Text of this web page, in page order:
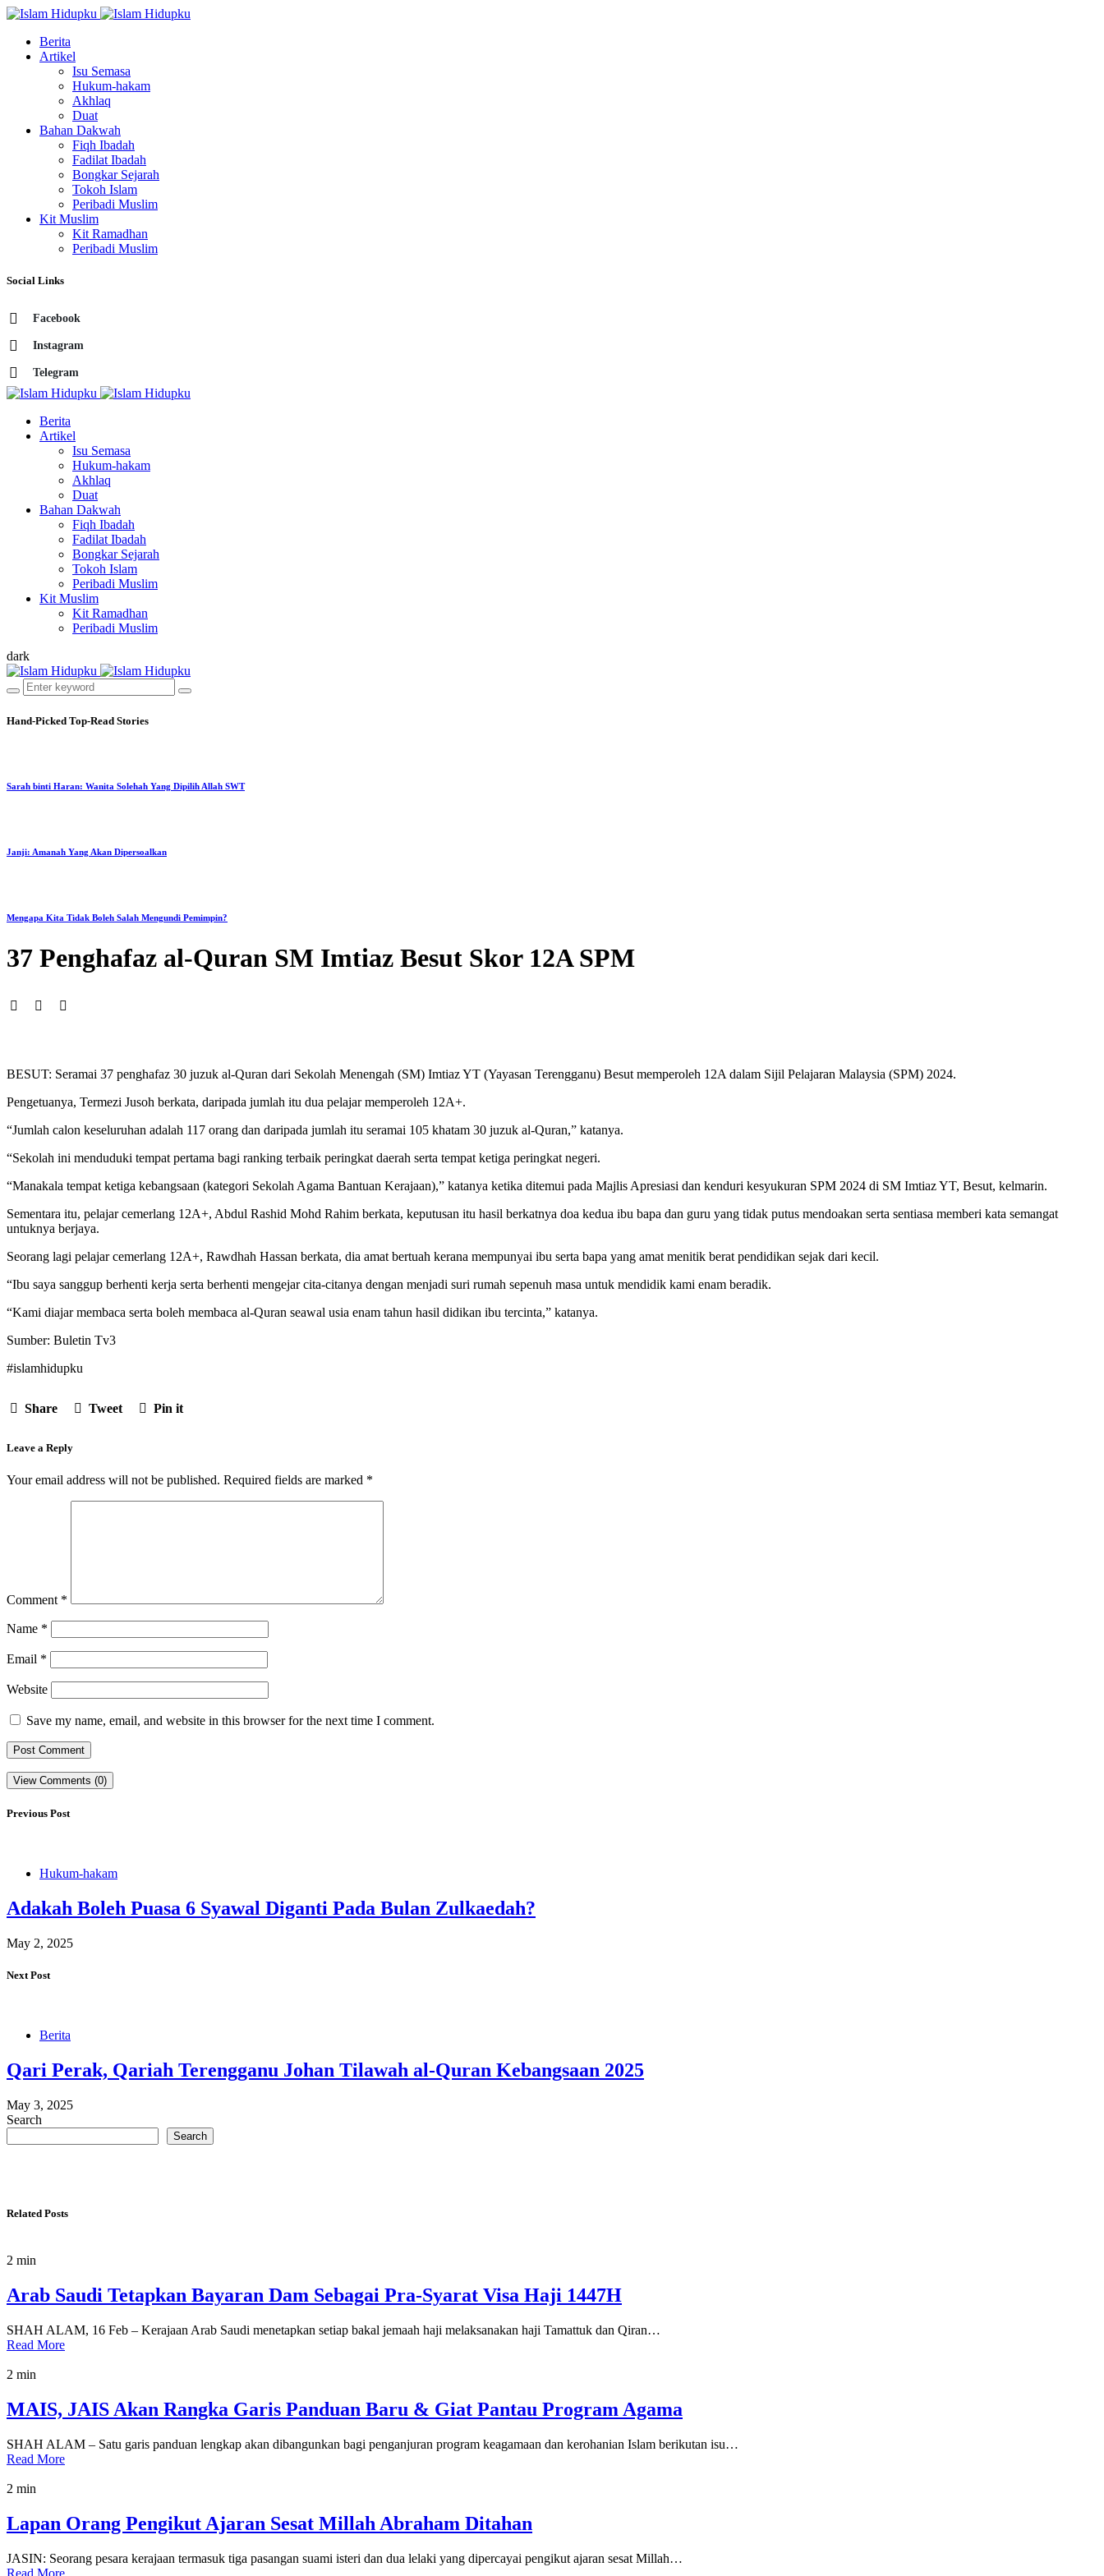
Berita
Artikel
Isu Semasa
Hukum-hakam
Akhlaq
Duat
Bahan Dakwah
Fiqh Ibadah
Fadilat Ibadah
Bongkar Sejarah
Tokoh Islam
Peribadi Muslim
Kit Muslim
Kit Ramadhan
Peribadi Muslim
Social Links
Facebook
Instagram
Telegram
Berita
Artikel
Isu Semasa
Hukum-hakam
Akhlaq
Duat
Bahan Dakwah
Fiqh Ibadah
Fadilat Ibadah
Bongkar Sejarah
Tokoh Islam
Peribadi Muslim
Kit Muslim
Kit Ramadhan
Peribadi Muslim
dark
Hand-Picked Top-Read Stories
Sarah binti Haran: Wanita Solehah Yang Dipilih Allah SWT
Janji: Amanah Yang Akan Dipersoalkan
Mengapa Kita Tidak Boleh Salah Mengundi Pemimpin?
37 Penghafaz al-Quran SM Imtiaz Besut Skor 12A SPM
BESUT: Seramai 37 penghafaz 30 juzuk al-Quran dari Sekolah Menengah (SM) Imtiaz YT (Yayasan Terengganu) Besut memperoleh 12A dalam Sijil Pelajaran Malaysia (SPM) 2024.
Pengetuanya, Termezi Jusoh berkata, daripada jumlah itu dua pelajar memperoleh 12A+.
“Jumlah calon keseluruhan adalah 117 orang dan daripada jumlah itu seramai 105 khatam 30 juzuk al-Quran,” katanya.
“Sekolah ini menduduki tempat pertama bagi ranking terbaik peringkat daerah serta tempat ketiga peringkat negeri.
“Manakala tempat ketiga kebangsaan (kategori Sekolah Agama Bantuan Kerajaan),” katanya ketika ditemui pada Majlis Apresiasi dan kenduri kesyukuran SPM 2024 di SM Imtiaz YT, Besut, kelmarin.
Sementara itu, pelajar cemerlang 12A+, Abdul Rashid Mohd Rahim berkata, keputusan itu hasil berkatnya doa kedua ibu bapa dan guru yang tidak putus mendoakan serta sentiasa memberi kata semangat
untuknya berjaya.
Seorang lagi pelajar cemerlang 12A+, Rawdhah Hassan berkata, dia amat bertuah kerana mempunyai ibu serta bapa yang amat menitik berat pendidikan sejak dari kecil.
“Ibu saya sanggup berhenti kerja serta berhenti mengejar cita-citanya dengan menjadi suri rumah sepenuh masa untuk mendidik kami enam beradik.
“Kami diajar membaca serta boleh membaca al-Quran seawal usia enam tahun hasil didikan ibu tercinta,” katanya.
Sumber: Buletin Tv3
#islamhidupku
Share Tweet Pin it
Leave a Reply
Your email address will not be published. Required fields are marked *
Comment *
Name *
Email *
Website
Save my name, email, and website in this browser for the next time I comment.
View Comments (0)
Previous Post
Hukum-hakam
Adakah Boleh Puasa 6 Syawal Diganti Pada Bulan Zulkaedah?
May 2, 2025
Next Post
Berita
Qari Perak, Qariah Terengganu Johan Tilawah al-Quran Kebangsaan 2025
May 3, 2025
Search
Search
Related Posts
2 min
Arab Saudi Tetapkan Bayaran Dam Sebagai Pra-Syarat Visa Haji 1447H
SHAH ALAM, 16 Feb – Kerajaan Arab Saudi menetapkan setiap bakal jemaah haji melaksanakan haji Tamattuk dan Qiran…
Read More
2 min
MAIS, JAIS Akan Rangka Garis Panduan Baru & Giat Pantau Program Agama
SHAH ALAM – Satu garis panduan lengkap akan dibangunkan bagi penganjuran program keagamaan dan kerohanian Islam berikutan isu…
Read More
2 min
Lapan Orang Pengikut Ajaran Sesat Millah Abraham Ditahan
JASIN: Seorang pesara kerajaan termasuk tiga pasangan suami isteri dan dua lelaki yang dipercayai pengikut ajaran sesat Millah…
Read More